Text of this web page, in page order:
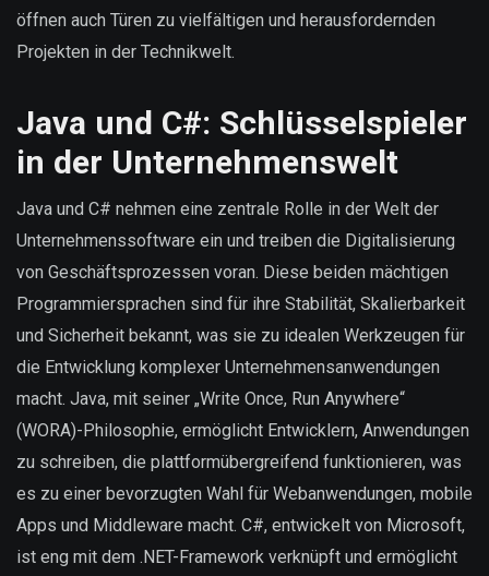
öffnen auch Türen zu vielfältigen und herausfordernden
Projekten in der Technikwelt.
Java und C#: Schlüsselspieler
in der Unternehmenswelt
Java und C# nehmen eine zentrale Rolle in der Welt der
Unternehmenssoftware ein und treiben die Digitalisierung
von Geschäftsprozessen voran. Diese beiden mächtigen
Programmiersprachen sind für ihre Stabilität, Skalierbarkeit
und Sicherheit bekannt, was sie zu idealen Werkzeugen für
die Entwicklung komplexer Unternehmensanwendungen
macht. Java, mit seiner „Write Once, Run Anywhere“
(WORA)-Philosophie, ermöglicht Entwicklern, Anwendungen
zu schreiben, die plattformübergreifend funktionieren, was
es zu einer bevorzugten Wahl für Webanwendungen, mobile
Apps und Middleware macht. C#, entwickelt von Microsoft,
ist eng mit dem .NET-Framework verknüpft und ermöglicht